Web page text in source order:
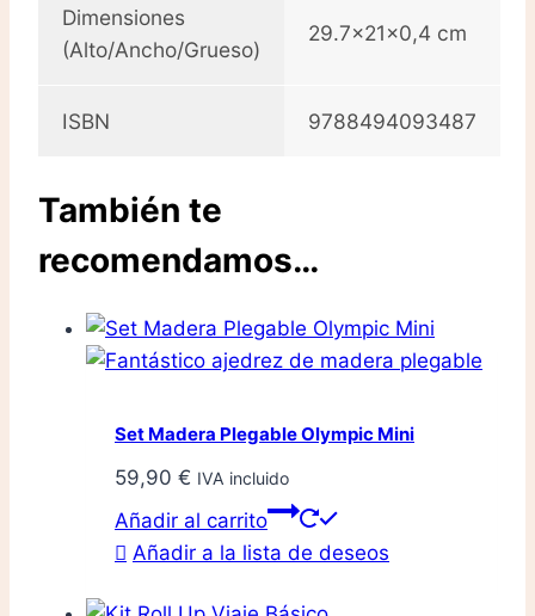
Dimensiones
(Alto/Ancho/Grueso)
29.7x21x0,4 cm
ISBN 9788494093487
También te
recomendamos…
Set Madera Plegable Olympic Mini
59,90 € IVA incluido
Añadir al carrito
Añadir a la lista de deseos